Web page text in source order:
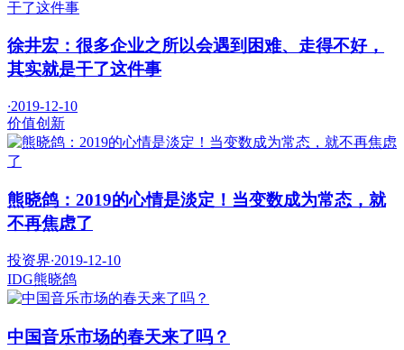
徐井宏：很多企业之所以会遇到困难、走得不好，
其实就是干了这件事
·2019-12-10
价值创新
熊晓鸽：2019的心情是淡定！当变数成为常态，就
不再焦虑了
投资界·2019-12-10
IDG熊晓鸽
中国音乐市场的春天来了吗？